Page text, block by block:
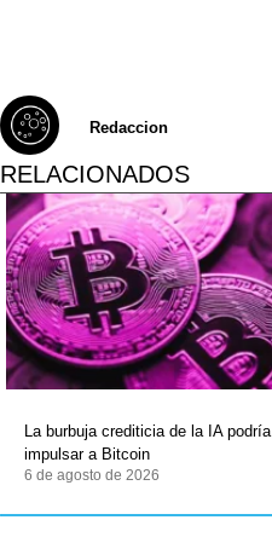
Redaccion
RELACIONADOS
La burbuja crediticia de la IA podría
impulsar a Bitcoin
6 de agosto de 2026